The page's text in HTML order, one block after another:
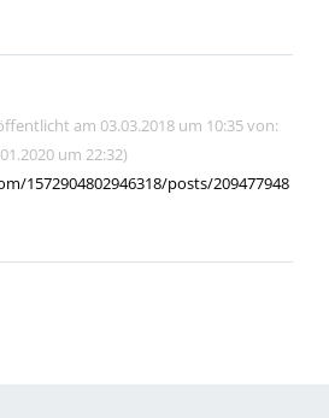
am 03.03.2018 um 10:35 von:
um 22:32)
1572904802946318/posts/209477948